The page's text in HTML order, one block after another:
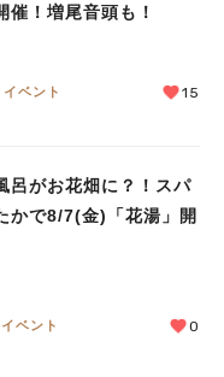
催！増尾音頭も！
イベント 15
呂がお花畑に？！スパ
かで8/7(金)「花湯」開
イベント 0